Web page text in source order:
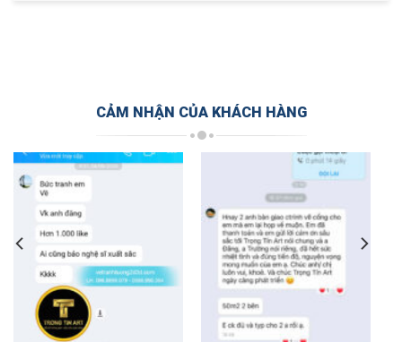
CẢM NHẬN CỦA KHÁCH HÀNG